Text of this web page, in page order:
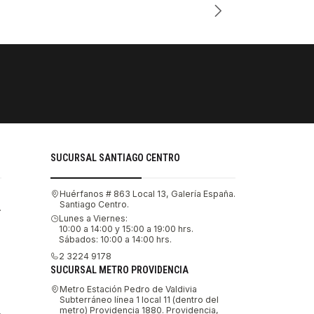
SUCURSAL SANTIAGO CENTRO
Huérfanos # 863 Local 13, Galería España.
Santiago Centro.
Lunes a Viernes:
10:00 a 14:00 y 15:00 a 19:00 hrs.
Sábados: 10:00 a 14:00 hrs.
2 3224 9178
SUCURSAL METRO PROVIDENCIA
Metro Estación Pedro de Valdivia
Subterráneo línea 1 local 11 (dentro del
metro) Providencia 1880. Providencia,